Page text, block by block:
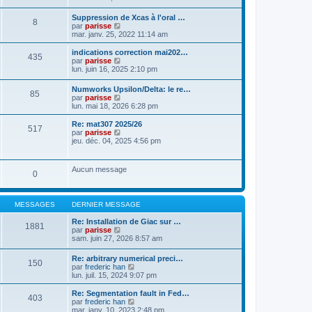
a
g
e
e
r
e
d
e
n
i
e
m
s
s
a
g
s
u
l
t
e
r
l
e
d
e
r
n
i
e
r
m
e
a
e
8
Suppression de Xcas à l'oral …
par parisse
o
n
s
l
e
r
e
d
e
n
e
r
m
s
s
a
e
mar. janv. 25, 2022 11:14 am
435
indications correction mai202…
par parisse
o
u
l
t
e
r
e
e
r
e
r
e
s
s
a
g
e
lun. juin 16, 2025 2:10 pm
85
Numworks Upsilon/Delta: le re…
par parisse
o
n
s
l
l
d
e
r
n
i
r
m
e
s
s
a
e
lun. mai 18, 2026 6:28 pm
517
Re: mat307 2025/26
par parisse
o
l
e
r
l
e
d
r
n
i
e
r
m
e
s
s
jeu. déc. 04, 2025 4:56 pm
0 Aucun message
MESSAGES DERNIER MESSAGE
1881
Re: Installation de Giac sur …
par parisse
o
u
l
t
e
r
l
sam. juin 27, 2026 8:57 am
150
Re: arbitrary numerical preci…
par frederic han
o
n
s
lun. juil. 15, 2024 9:07 pm
403
Re: Segmentation fault in Fed…
par frederic han
o
mar. janv. 10, 2023 2:48 pm